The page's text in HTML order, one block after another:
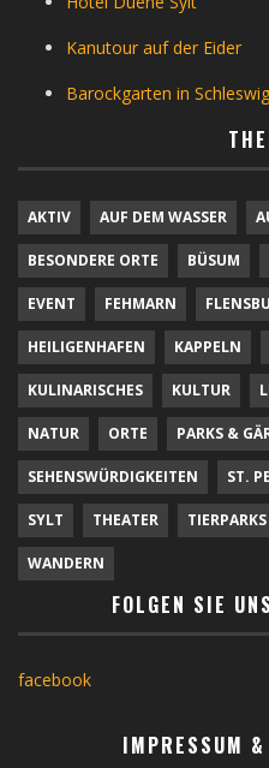
Kanutour auf der Eider
Barockgarten in Schleswig
AKTIV AUF DEM WASSER
BESONDERE ORTE BÜSUM
EVENT FEHMARN
HEILIGENHAFEN KAPPELN
KULINARISCHES KULTUR
NATUR ORTE PARKS &
SEHENSWÜRDIGKEITEN ST.
SYLT THEATER TIERPARKS
WANDERN
FOLGEN SIE
facebook
IMPRESSUM &